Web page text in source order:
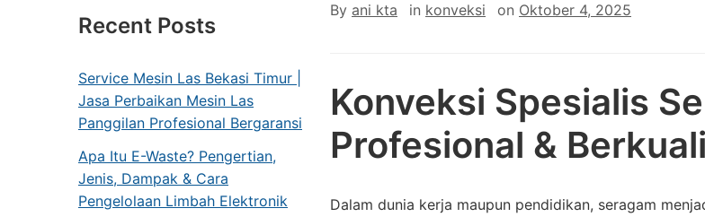
Recent Posts
Service Mesin Las Bekasi Timur |
Jasa Perbaikan Mesin Las
Panggilan Profesional Bergaransi
Apa Itu E-Waste? Pengertian,
Jenis, Dampak & Cara
Pengelolaan Limbah Elektronik
By ani kta in konveksi on Oktober 4, 2025
Konveksi Spesialis
Profesional &
Dalam dunia kerja maupun pendidikan, seragam